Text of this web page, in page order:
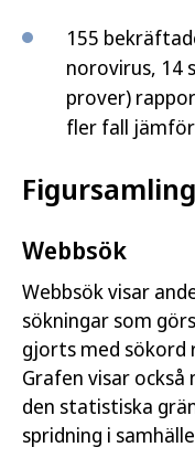
155
norovirus, 14
prover)
fler fall
Figursamling
Webbsök
Webbsök visar
sökningar som
gjorts med sökord
Grafen visar också
den statistiska
spridning i